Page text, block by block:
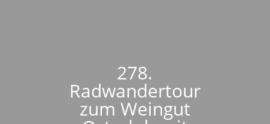
278.
Radwandertour
zum Weingut